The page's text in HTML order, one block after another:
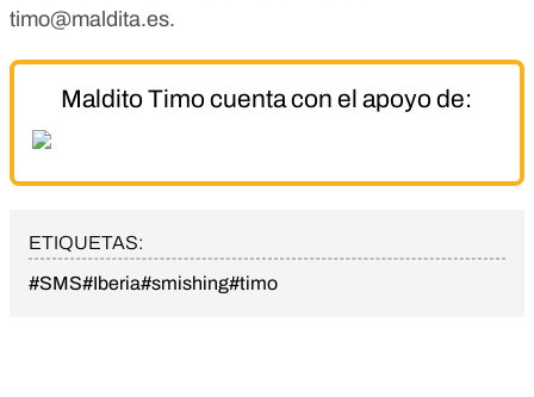
timo@maldita.es.
Maldito Timo cuenta con el apoyo de:
ETIQUETAS:
#SMS#Iberia#smishing#timo